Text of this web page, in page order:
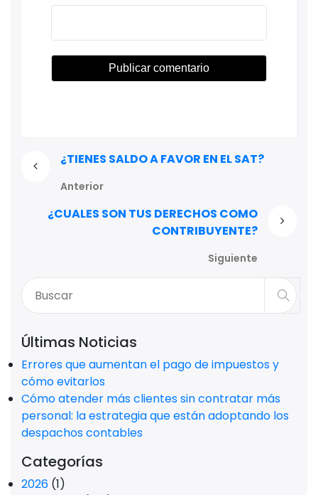
¿TIENES SALDO A FAVOR EN EL SAT?
Anterior
¿CUALES SON TUS DERECHOS COMO
CONTRIBUYENTE?
Siguiente
Últimas Noticias
Errores que aumentan el pago de impuestos y
cómo evitarlos
Cómo atender más clientes sin contratar más
personal: la estrategia que están adoptando los
despachos contables
Categorías
2026 (1)